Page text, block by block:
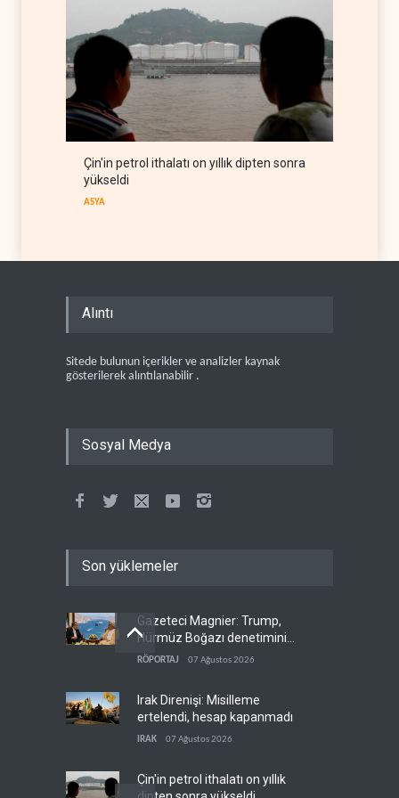
Çin'in petrol ithalatı on yıllık dipten sonra
yükseldi
ASYA
Alıntı
Sitede bulunun içerikler ve analizler kaynak
gösterilerek alıntılanabilir .
Sosyal Medya
Son yüklemeler
Gazeteci Magnier: Trump,
Hürmüz Boğazı denetimini
doğrudan İran ve Umman'a
RÖPORTAJ 07 Ağustos 2026
Irak Direnişi: Misilleme
ertelendi, hesap kapanmadı
IRAK 07 Ağustos 2026
Çin'in petrol ithalatı on yıllık